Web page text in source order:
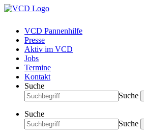
VCD Pannenhilfe
Presse
Aktiv im VCD
Jobs
Termine
Kontakt
Suche
Suche
Suche
Suche